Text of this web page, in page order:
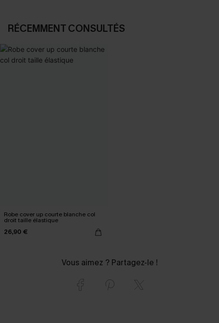
RÉCEMMENT CONSULTÉS
Robe cover up courte blanche col
droit taille élastique
26,90 €
Vous aimez ? Partagez-le !